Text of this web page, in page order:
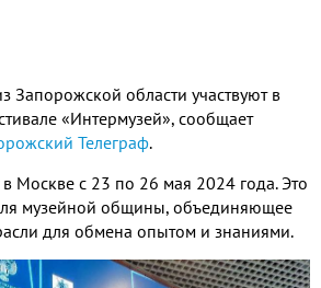
Запорожской области участвуют в
«Интермузей», сообщает
Телеграф.
Москве с 23 по 26 мая 2024 года. Это
музейной общины, объединяющее
для обмена опытом и знаниями.